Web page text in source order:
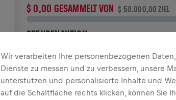
$ 0,00 GESAMMELT VON $ 50.000,00 ZIEL
SPENDENAKTION
Deine Spende macht den Unterschied!
die Rückenmarksforschung.
VERGANGENE TEILNAHMEN
Wir verarbeiten Ihre personenbezogenen
Dienste zu messen und zu verbessern, unsere
unterstützen und personalisierte Inhalte und
auf die Schaltfläche rechts klicken, können Sie